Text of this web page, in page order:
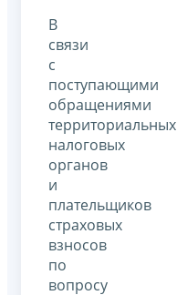
В
связи
с
поступающими
обращениями
территориальных
налоговых
органов
и
плательщиков
страховых
взносов
по
вопросу